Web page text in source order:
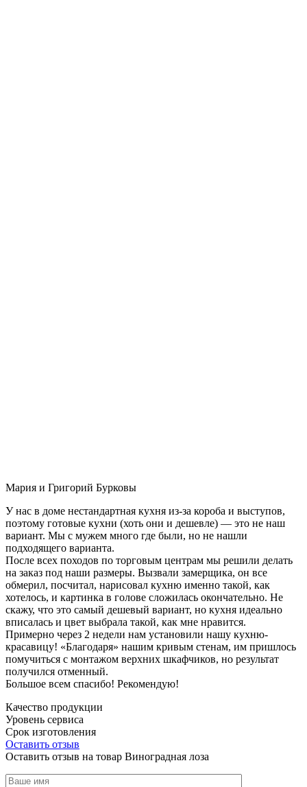
Мария и Григорий Бурковы
У нас в доме нестандартная кухня из-за короба и выступов,
поэтому готовые кухни (хоть они и дешевле) — это не наш
вариант. Мы с мужем много где были, но не нашли
подходящего варианта.
После всех походов по торговым центрам мы решили делать
на заказ под наши размеры. Вызвали замерщика, он все
обмерил, посчитал, нарисовал кухню именно такой, как
хотелось, и картинка в голове сложилась окончательно. Не
скажу, что это самый дешевый вариант, но кухня идеально
вписалась и цвет выбрала такой, как мне нравится.
Примерно через 2 недели нам установили нашу кухню-
красавицу! «Благодаря» нашим кривым стенам, им пришлось
помучиться с монтажом верхних шкафчиков, но результат
получился отменный.
Большое всем спасибо! Рекомендую!
Качество продукции
Уровень сервиса
Срок изготовления
Оставить отзыв
Оставить отзыв на товар Виноградная лоза